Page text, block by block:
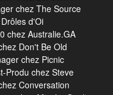
chez The Source
d'Oi
chez Australie.GA
Don't Be Old
chez Picnic
Produ chez Steve
Conversation